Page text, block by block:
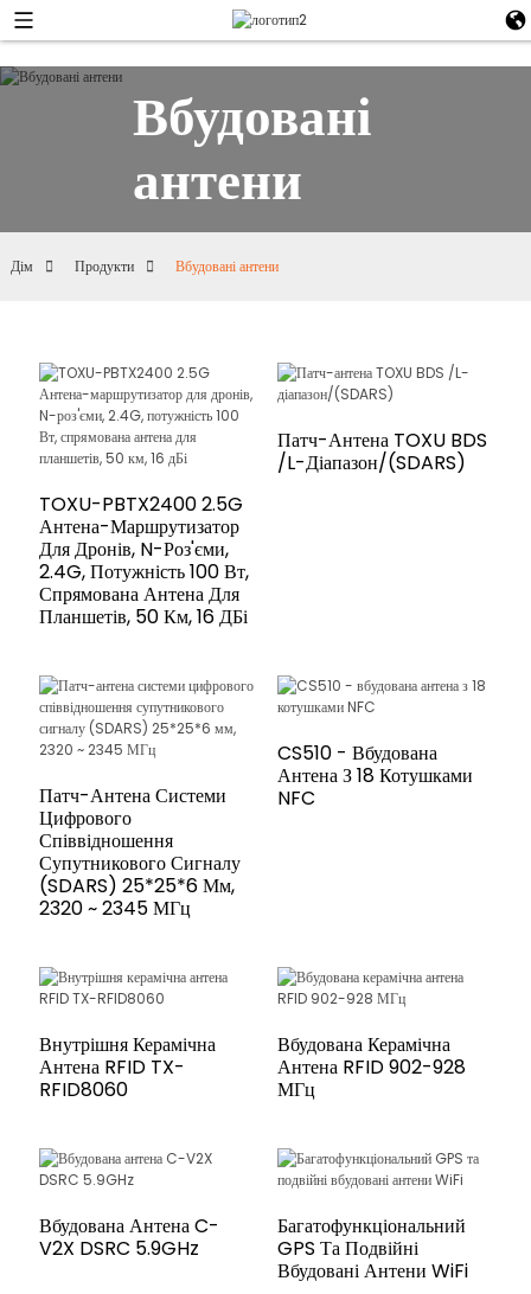
Вбудовані
антени
Дім Продукти Вбудовані антени
TOXU-PBTX2400 2.5G
Антена-Маршрутизатор
Для Дронів, N-Роз'єми,
2.4G, Потужність 100 Вт,
Спрямована Антена Для
Планшетів, 50 Км, 16 ДБі
Патч-Антена TOXU BDS
/L-Діапазон/(SDARS)
Патч-Антена Системи
Цифрового
Співвідношення
Супутникового Сигналу
(SDARS) 25*25*6 Мм,
2320 ~ 2345 МГц
CS510 - Вбудована
Антена З 18 Котушками
NFC
Внутрішня Керамічна
Антена RFID TX-
RFID8060
Вбудована Керамічна
Антена RFID 902-928
МГц
Вбудована Антена C-
V2X DSRC 5.9GHz
Багатофункціональний
GPS Та Подвійні
Вбудовані Антени WiFi